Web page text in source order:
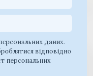
даних.
відповідно
персональних